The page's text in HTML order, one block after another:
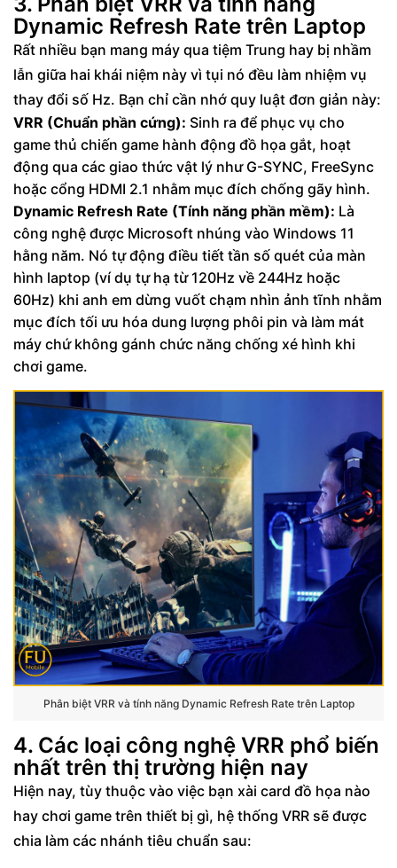
Dynamic Refresh Rate trên Laptop
Rất nhiều bạn mang máy qua tiệm Trung hay bị nhầm
lẫn giữa hai khái niệm này vì tụi nó đều làm nhiệm vụ
thay đổi số Hz. Bạn chỉ cần nhớ quy luật đơn giản này:
VRR (Chuẩn phần cứng): Sinh ra để phục vụ cho
game thủ chiến game hành động đồ họa gắt, hoạt
động qua các giao thức vật lý như G-SYNC, FreeSync
hoặc cổng HDMI 2.1 nhằm mục đích chống gãy hình.
Dynamic Refresh Rate (Tính năng phần mềm): Là
công nghệ được Microsoft nhúng vào Windows 11
hằng năm. Nó tự động điều tiết tần số quét của màn
hình laptop (ví dụ tự hạ từ 120Hz về 244Hz hoặc
60Hz) khi anh em dừng vuốt chạm nhìn ảnh tĩnh nhằm
mục đích tối ưu hóa dung lượng phôi pin và làm mát
máy chứ không gánh chức năng chống xé hình khi
chơi game.
Phân biệt VRR và tính năng Dynamic Refresh Rate trên Laptop
4. Các loại công nghệ VRR phổ biến
nhất trên thị trường hiện nay
Hiện nay, tùy thuộc vào việc bạn xài card đồ họa nào
hay chơi game trên thiết bị gì, hệ thống VRR sẽ được
chia làm các nhánh tiêu chuẩn sau: